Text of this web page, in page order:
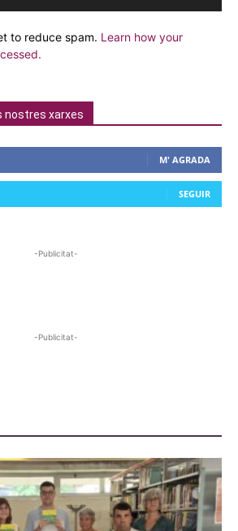
to reduce spam. Learn how your
nostres xarxes
M' AGRADA
SEGUIR
-Publicitat-
-Publicitat-